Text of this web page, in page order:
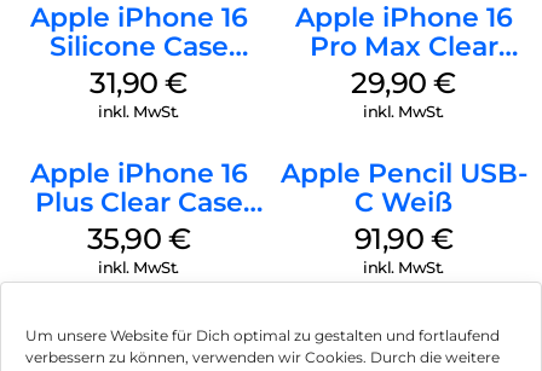
Um unsere Website für Dich optimal zu gestalten und fortlaufend
verbessern zu können, verwenden wir Cookies. Durch die weitere
Apple iPhone 16
Silicone Case
MagSafe Fuchsia
31,90€
inkl. MwSt.
Apple iPhone 16
Pro Max Clear
Case MagSafe
Transparent
29,90€
inkl. MwSt.
Apple iPhone 16
Plus Clear Case
MagSafe
Transparent
35,90 €
inkl. MwSt.
Apple Pencil USB-
C Weiß
91,90 €
inkl. MwSt.